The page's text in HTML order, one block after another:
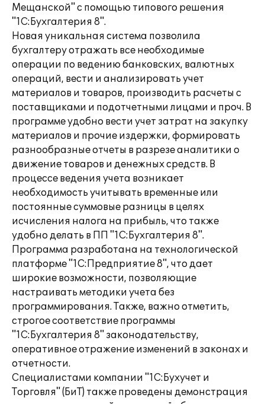
Мещанской" с помощью типового решения
"1С:Бухгалтерия 8".
Новая уникальная система позволила
бухгалтеру отражать все необходимые
операции по ведению банковских, валютных
операций, вести и анализировать учет
материалов и товаров, производить расчеты с
поставщиками и подотчетными лицами и проч. В
программе удобно вести учет затрат на закупку
материалов и прочие издержки, формировать
разнообразные отчеты в разрезе аналитики о
движение товаров и денежных средств. В
процессе ведения учета возникает
необходимость учитывать временные или
постоянные суммовые разницы в целях
исчисления налога на прибыль, что также
удобно делать в ПП "1С:Бухгалтерия 8".
Программа разработана на технологической
платформе "1С:Предприятие 8", что дает
широкие возможности, позволяющие
настраивать методики учета без
программирования. Также, важно отметить,
строгое соответствие программы
"1С:Бухгалтерия 8" законодательству,
оперативное отражение изменений в законах и
отчетности.
Специалистами компании "1С:Бухучет и
Торговля" (БиТ) также проведены демонстрация